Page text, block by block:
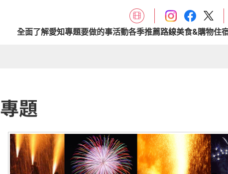
全面了解愛知專題要做的事活動各季推薦路線美食&購物住
專題